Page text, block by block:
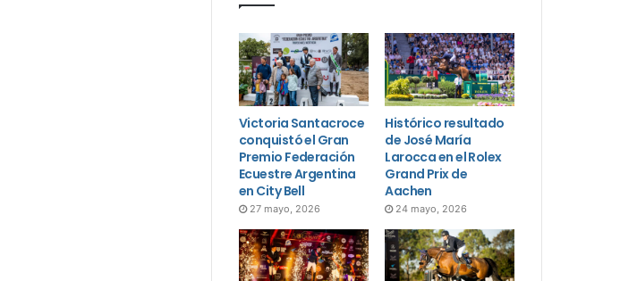
Victoria Santacroce
conquistó el Gran
Premio Federación
Ecuestre Argentina
en City Bell
27 mayo, 2026
Histórico resultado
de José María
Larocca en el Rolex
Grand Prix de
Aachen
24 mayo, 2026